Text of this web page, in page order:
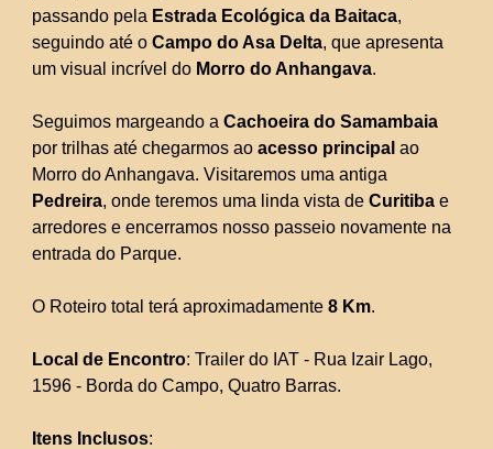
passando pela Estrada Ecológica da Baitaca,
seguindo até oCampo do Asa Delta, que apresenta
um visual incrível do Morro do Anhangava.
Seguimos margeando aCachoeira do Samambaia
por trilhas até chegarmos aoacesso principal ao
Morro do Anhangava. Visitaremos uma antiga
Pedreira, onde teremos uma linda vista deCuritiba e
arredores e encerramos nosso passeio novamente na
entrada do Parque.
O Roteiro total terá aproximadamente8 Km.
Local de Encontro: Trailer do IAT - Rua Izair Lago,
1596 - Borda do Campo, Quatro Barras.
Itens Inclusos: